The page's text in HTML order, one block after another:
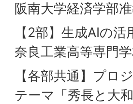
阪南大学経済学部
【2部】生成AIの
奈良工業高等専門
【各部共通】プロ
テーマ「秀長と大和